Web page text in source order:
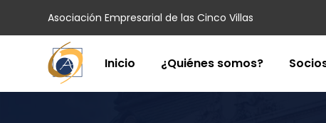
Asociación Empresarial de las Cinco Villas
Inicio ¿Quiénes somos?